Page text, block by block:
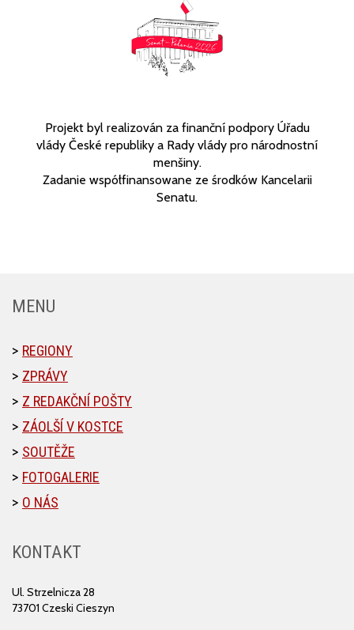
Projekt byl realizován za finanční podpory Úřadu
vlády České republiky a Rady vlády pro národnostní
menšiny.
Zadanie współfinansowane ze środków Kancelarii
Senatu.
MENU
REGIONY
ZPRÁVY
Z REDAKČNÍ POŠTY
ZÁOLŠÍ V KOSTCE
SOUTĚŽE
FOTOGALERIE
O NÁS
KONTAKT
Ul. Strzelnicza 28
73701 Czeski Cieszyn